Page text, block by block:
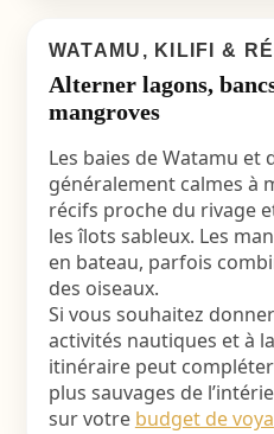
WATAMU, KILIFI &
Alterner lagons,
mangroves
Les baies de Watamu et
généralement calmes à
récifs proche du rivage
les îlots sableux. Les
en bateau, parfois
des oiseaux.
Si vous souhaitez
activités nautiques et à
itinéraire peut
plus sauvages de
sur votre budget de